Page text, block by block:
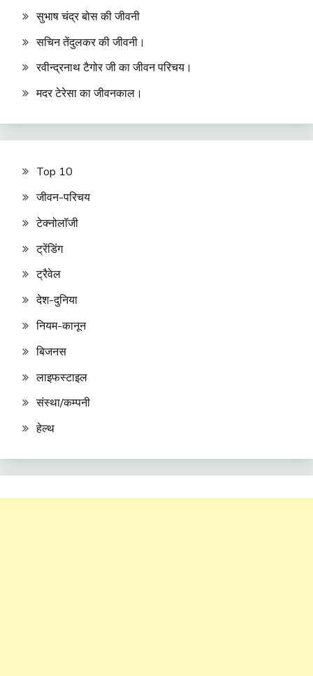
सुभाष चंद्र बोस की जीवनी
सचिन तेंदुलकर की जीवनी।
रवीन्द्रनाथ टैगोर जी का जीवन परिचय।
मदर टेरेसा का जीवनकाल।
Top 10
जीवन-परिचय
टेक्नोलॉजी
ट्रेंडिंग
ट्रैवेल
देश-दुनिया
नियम-कानून
बिजनस
लाइफस्टाइल
संस्था/कम्पनी
हेल्थ